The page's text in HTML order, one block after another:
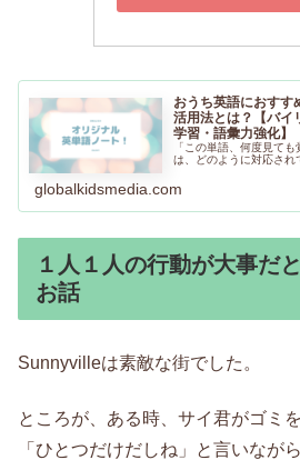
おうち英語におすす
活用法とは？【バイ
学習・語彙力強化】
「この単語、何度見て
は、どのように対応され
globalkidsmedia.com
１人１人の行動が大事だ
お話
Sunnyvilleは素敵な街でした。
ところが、ある時、サイ君がゴミ
「ひとつだけだしね」と言いなが